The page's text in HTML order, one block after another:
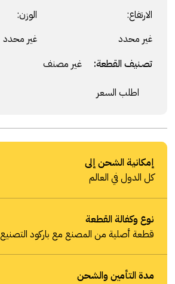
الارتفاع:
غير محدد
الوزن:
غير محدد
تصنيف القطعة: غير مصنف
اطلب السعر
إمكانية الشحن إلى
كل الدول في العالم
نوع وكفالة القطعة
قطعة أصلية من المصنع مع باركود التصنيع
مدة التأمين والشحن